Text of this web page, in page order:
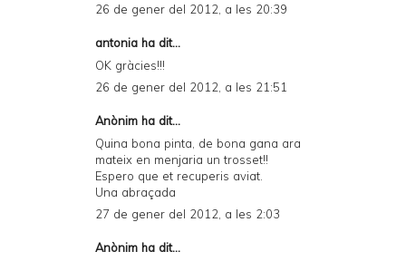
26 de gener del 2012, a les 20:39
antonia ha dit...
OK gràcies!!!
26 de gener del 2012, a les 21:51
Anònim ha dit...
Quina bona pinta, de bona gana ara
mateix en menjaria un trosset!!
Espero que et recuperis aviat.
Una abraçada
27 de gener del 2012, a les 2:03
Anònim ha dit...